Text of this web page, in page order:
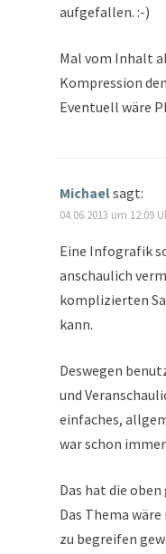
aufgefallen. :-)
Mal vom Inhalt
Kompression
Eventuell wäre
Michaelsagt:
04.06.2013 um 12:09
Eine Infografik
anschaulich
komplizierten
kann.
Deswegen
und
einfaches,
war schon
Das hat die
Das Thema
zu begreifen